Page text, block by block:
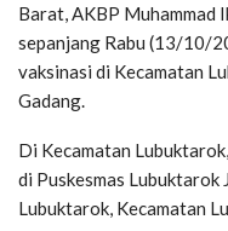
Barat, AKBP Muhammad
sepanjang Rabu (13/10/
vaksinasi di Kecamatan
Gadang.
Di Kecamatan
di Puskesmas
Lubuktarok, Kecamatan